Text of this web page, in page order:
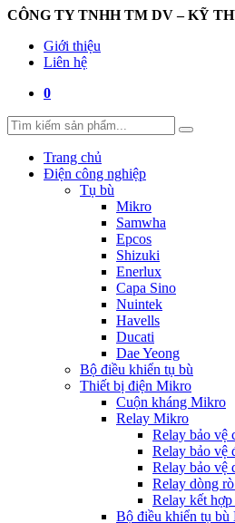
CÔNG TY TNHH TM DV – KỸ
Giới thiệu
Liên hệ
0
Trang chủ
Điện công nghiệp
Tụ bù
Mikro
Samwha
Epcos
Shizuki
Enerlux
Capa Sino
Nuintek
Havells
Ducati
Dae Yeong
Bộ điều khiển tụ bù
Thiết bị điện Mikro
Cuộn kháng Mikro
Relay Mikro
Relay bảo vệ
Relay bảo vệ
Relay bảo vệ
Relay dòng
Relay kết
Bộ điều khiển tụ bù